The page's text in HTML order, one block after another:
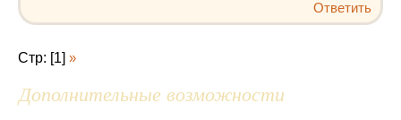
Ответить
Стр: [1] »
Дополнительные возможности